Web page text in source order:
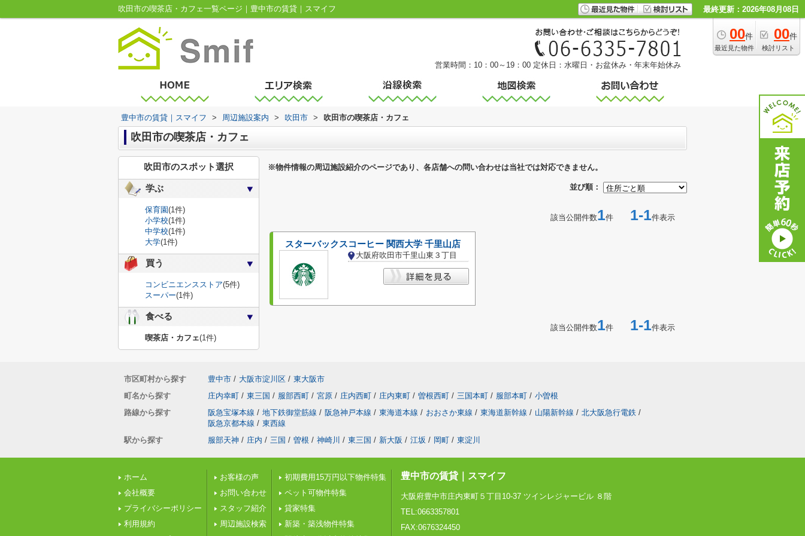
吹田市の喫茶店・カフェ一覧ページ｜豊中市の賃貸｜スマイフ 最終更新：2026年08月08日
00件
最近見た物件
00件
検討リスト
営業時間：10：00～19：00 定休日：水曜日・お盆休み・年末年始休み
豊中市の賃貸｜スマイフ > 周辺施設案内 > 吹田市 > 吹田市の喫茶店・カフェ
吹田市の喫茶店・カフェ
※物件情報の周辺施設紹介のページであり、各店舗への問い合わせは当社では対応できません。
並び順：
該当公開件数1件 1-1件表示
スターバックスコーヒー 関西大学 千里山店
大阪府吹田市千里山東３丁目
該当公開件数1件 1-1件表示
吹田市のスポット選択
学ぶ
保育園(1件)
小学校(1件)
中学校(1件)
大学(1件)
買う
コンビニエンスストア(5件)
スーパー(1件)
食べる
喫茶店・カフェ(1件)
市区町村から探す 豊中市 / 大阪市淀川区 / 東大阪市
町名から探す
庄内幸町 / 東三国 / 服部西町 / 宮原 / 庄内西町 / 庄内東町 / 曽根西町 / 三国本町 / 服部本町 / 小曽根
路線から探す
阪急宝塚本線 / 地下鉄御堂筋線 / 阪急神戸本線 / 東海道本線 / おおさか東線 / 東海道新幹線 / 山陽新幹線 / 北大阪急行電鉄 /
阪急京都本線 / 東西線
駅から探す
服部天神 / 庄内 / 三国 / 曽根 / 神崎川 / 東三国 / 新大阪 / 江坂 / 岡町 / 東淀川
ホーム
会社概要
プライバシーポリシー
利用規約
お客様の声
お問い合わせ
スタッフ紹介
周辺施設検索
初期費用15万円以下物件特集
ペット可物件特集
貸家特集
新築・築浅物件特集
豊中市の賃貸｜スマイフ
大阪府豊中市庄内東町５丁目10-37 ツインレジャービル ８階
TEL:0663357801
FAX:0676324450